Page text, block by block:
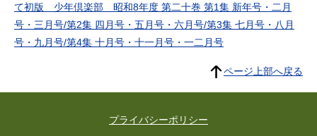
て初版 少年倶楽部 昭和8年度 第二十巻 第1集 新年号・二月
号・三月号/第2集 四月号・五月号・六月号/第3集 七月号・八月
号・九月号/第4集 十月号・十一月号・一二月号
ページ上部へ戻る
プライバシーポリシー